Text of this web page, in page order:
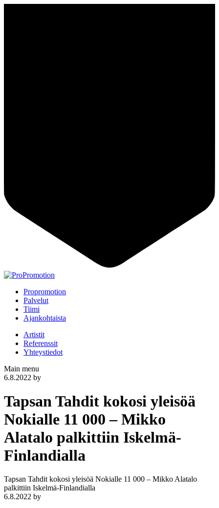
Propromotion
Palvelut
Tiimi
Ajankohtaista
Artistit
Referenssit
Yhteystiedot
Main menu
6.8.2022 by
Tapsan Tahdit kokosi yleisöä
Nokialle 11 000 – Mikko
Alatalo palkittiin Iskelmä-
Finlandialla
Tapsan Tahdit kokosi yleisöä Nokialle 11 000 – Mikko Alatalo
palkittiin Iskelmä-Finlandialla
6.8.2022 by